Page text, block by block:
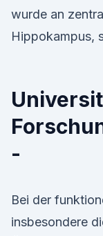
wurde an
Hippokampus,
-
Bei der
insbesondere